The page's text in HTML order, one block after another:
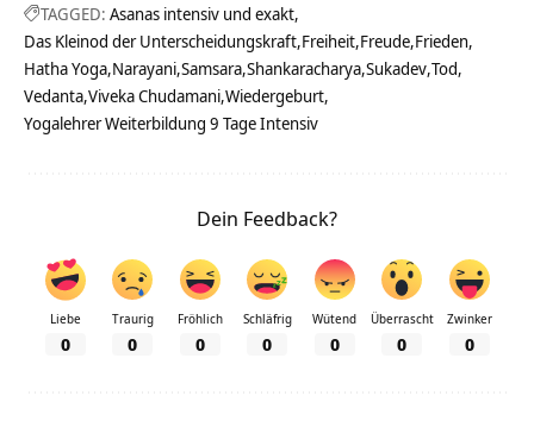
TAGGED: Asanas intensiv und exakt
Das Kleinod der Unterscheidungskraft Freiheit Freude Frieden
Hatha Yoga Narayani Samsara Shankaracharya Sukadev Tod
Vedanta Viveka Chudamani Wiedergeburt
Yogalehrer Weiterbildung 9 Tage Intensiv
Dein Feedback?
Liebe
0
Traurig
0
Fröhlich
0
Schläfrig
0
Wütend
0
Überrascht
0
Zwinker
0